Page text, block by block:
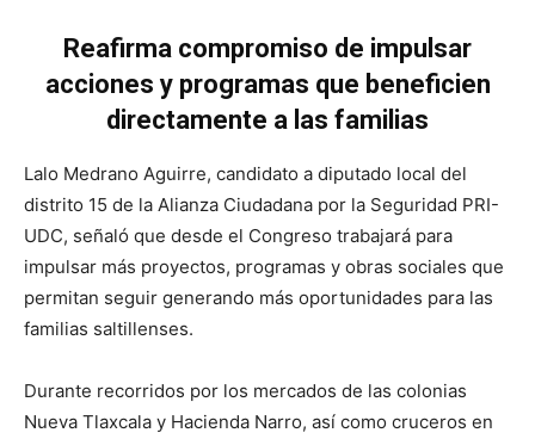
Reafirma compromiso de impulsar
acciones y programas que beneficien
directamente a las familias
Lalo Medrano Aguirre, candidato a diputado local del
distrito 15 de la Alianza Ciudadana por la Seguridad PRI-
UDC, señaló que desde el Congreso trabajará para
impulsar más proyectos, programas y obras sociales que
permitan seguir generando más oportunidades para las
familias saltillenses.
Durante recorridos por los mercados de las colonias
Nueva Tlaxcala y Hacienda Narro, así como cruceros en